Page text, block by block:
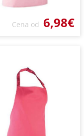
Cena od 6,98€